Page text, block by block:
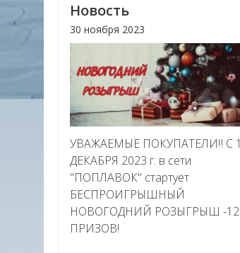
Новость
30 ноября 2023
УВАЖАЕМЫЕ ПОКУПАТЕЛИ‼ С 1
ДЕКАБРЯ 2023 г. в сети
"ПОПЛАВОК" стартует
БЕСПРОИГРЫШНЫЙ
НОВОГОДНИЙ РОЗЫГРЫШ -12
ПРИЗОВ!